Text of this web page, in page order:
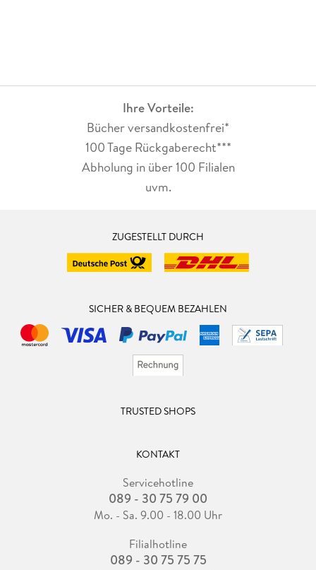
Ihre Vorteile:
Bücher versandkostenfrei*
100 Tage Rückgaberecht***
Abholung in über 100 Filialen
uvm.
ZUGESTELLT DURCH
SICHER & BEQUEM BEZAHLEN
TRUSTED SHOPS
KONTAKT
Servicehotline
089 - 30 75 79 00
Mo. - Sa. 9.00 - 18.00 Uhr
Filialhotline
089 - 30 75 75 75